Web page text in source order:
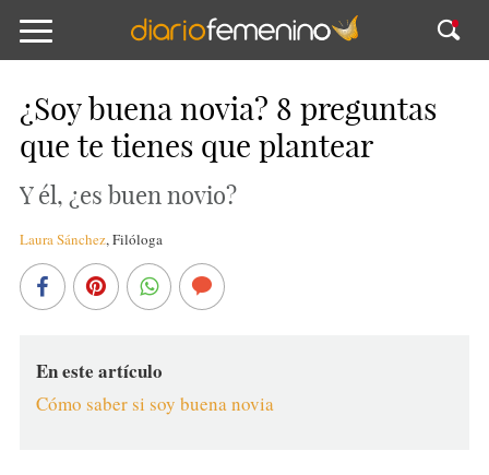
¿Soy buena novia? 8 preguntas
que te tienes que plantear
Y él, ¿es buen novio?
Laura Sánchez,Filóloga
En este artículo
Cómo saber si soy buena novia